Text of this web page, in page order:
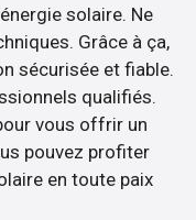
solaire. Ne
Grâce à ça,
sécurisée et fiable.
qualifiés.
vous offrir un
pouvez profiter
en toute paix